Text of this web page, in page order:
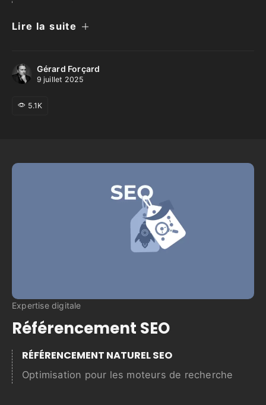
Lire la suite
Gérard Forçard
9 juillet 2025
5.1K
Expertise digitale
Référencement SEO
RÉFÉRENCEMENT NATUREL SEO
Optimisation pour les moteurs de recherche